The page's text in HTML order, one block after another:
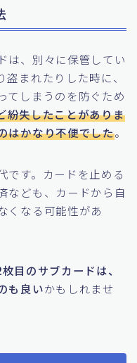
は、別々に保管してい
まれたりした時に、
てしまうのを防ぐため
紛失したことがありま
はかなり不便でした。
です。カードを止める
なども、カードから自
くなる可能性があ
枚目のサブカードは、
も良いかもしれませ